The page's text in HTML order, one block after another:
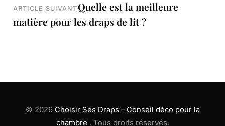
ARTICLE SUIVANT Quelle est la meilleure
matière pour les draps de lit ?
© 2026 Choisir Ses Draps – Conseil déco pour la
chambre . Tous droits réservés.